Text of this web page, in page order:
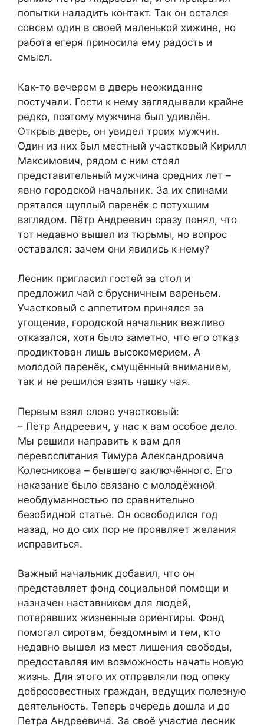
попытки наладить контакт. Так он остался
совсем один в своей маленькой хижине, но
работа егеря приносила ему радость и
смысл.
Как-то вечером в дверь неожиданно
постучали. Гости к нему заглядывали крайне
редко, поэтому мужчина был удивлён.
Открыв дверь, он увидел троих мужчин.
Один из них был местный участковый Кирилл
Максимович, рядом с ним стоял
представительный мужчина средних лет –
явно городской начальник. За их спинами
прятался щуплый паренёк с потухшим
взглядом. Пётр Андреевич сразу понял, что
тот недавно вышел из тюрьмы, но вопрос
оставался: зачем они явились к нему?
Лесник пригласил гостей за стол и
предложил чай с брусничным вареньем.
Участковый с аппетитом принялся за
угощение, городской начальник вежливо
отказался, хотя было заметно, что его отказ
продиктован лишь высокомерием. А
молодой паренёк, смущённый вниманием,
так и не решился взять чашку чая.
Первым взял слово участковый:
– Пётр Андреевич, у нас к вам особое дело.
Мы решили направить к вам для
перевоспитания Тимура Александровича
Колесникова – бывшего заключённого. Его
наказание было связано с молодёжной
необдуманностью по сравнительно
безобидной статье. Он освободился год
назад, но до сих пор не проявляет желания
исправиться.
Важный начальник добавил, что он
представляет фонд социальной помощи и
назначен наставником для людей,
потерявших жизненные ориентиры. Фонд
помогал сиротам, бездомным и тем, кто
недавно вышел из мест лишения свободы,
предоставляя им возможность начать новую
жизнь. Для этого их отправляли под опеку
добросовестных граждан, ведущих полезную
деятельность. Теперь очередь дошла и до
Петра Андреевича. За своё участие лесник